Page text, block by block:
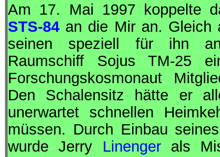
Am 17. Mai 1997 koppelte
STS-84 an die Miran. Gleich
seinen speziell für ihn
Raumschiff Sojus TM-25
Forschungskosmonaut
Den Schalensitz hätte er
unerwartet schnellen
müssen. Durch Einbau
wurde Jerry Linengerals